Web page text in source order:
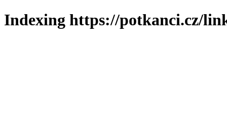
Indexing https://potkanci.cz/